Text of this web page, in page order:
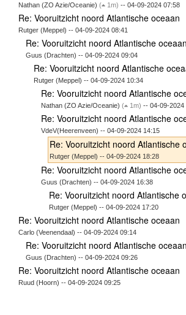
Nathan (ZO Azie/Oceanie) ( 1m) -- 04-09-2024 07:58
Re: Vooruitzicht noord Atlantische oceaan
Rutger (Meppel) -- 04-09-2024 08:41
Re: Vooruitzicht noord Atlantische oceaan
Guus (Drachten) -- 04-09-2024 09:04
Re: Vooruitzicht noord Atlantische
Rutger (Meppel) -- 04-09-2024 10:34
Re: Vooruitzicht noord Atlantische
Nathan (ZO Azie/Oceanie)( 1m) -- 04-09-2024
Re: Vooruitzicht noord Atlantische
VdeV(Heerenveen) -- 04-09-2024 14:15
Re: Vooruitzicht noord Atlantische
Rutger (Meppel) -- 04-09-2024 18:28
Re: Vooruitzicht noord Atlantische
Guus (Drachten) -- 04-09-2024 16:38
Re: Vooruitzicht noord Atlantische
Rutger (Meppel) -- 04-09-2024 17:20
Re: Vooruitzicht noord Atlantische oceaan
Carlo (Veenendaal) -- 04-09-2024 09:14
Re: Vooruitzicht noord Atlantische oceaan
Guus (Drachten) -- 04-09-2024 09:26
Re: Vooruitzicht noord Atlantische oceaan
Ruud (Hoorn) -- 04-09-2024 09:25